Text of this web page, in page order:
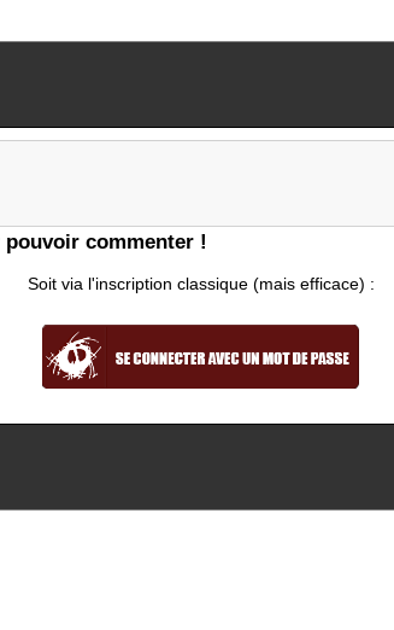
commenter !
Soit via l'inscription classique (mais efficace) :